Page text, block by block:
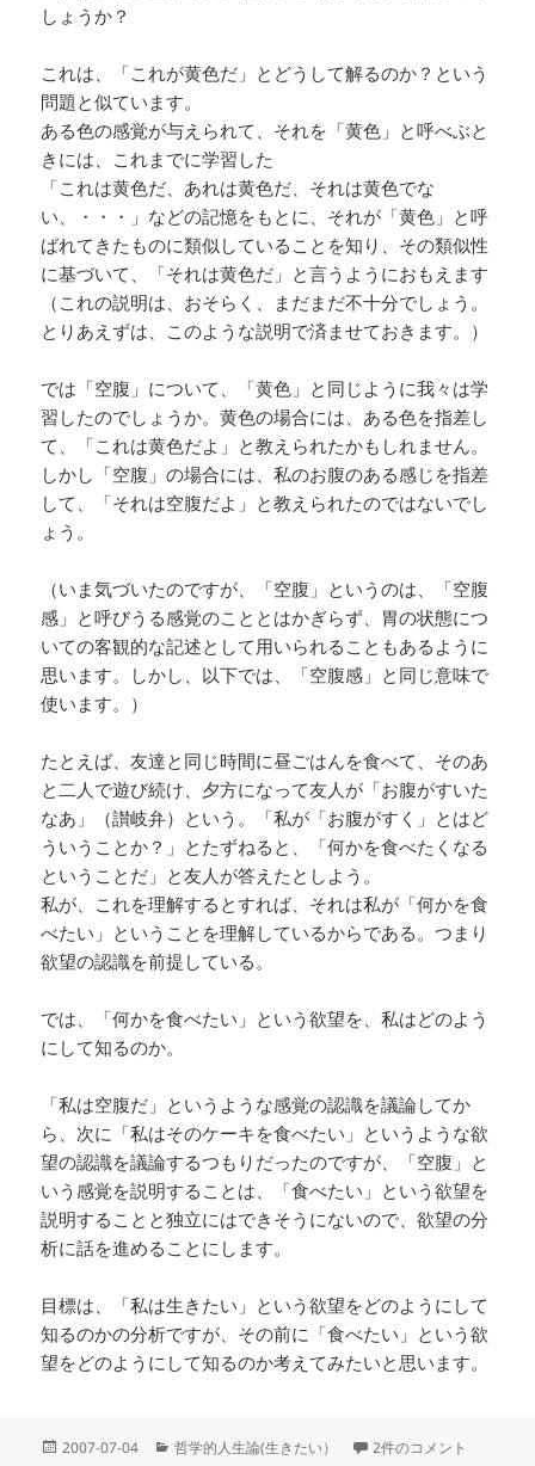
しょうか？
これは、「これが黄色だ」とどうして解るのか？という
問題と似ています。
ある色の感覚が与えられて、それを「黄色」と呼べぶと
きには、これまでに学習した
「これは黄色だ、あれは黄色だ、それは黄色でな
い、・・・」などの記憶をもとに、それが「黄色」と呼
ばれてきたものに類似していることを知り、その類似性
に基づいて、「それは黄色だ」と言うようにおもえます
（これの説明は、おそらく、まだまだ不十分でしょう。
とりあえずは、このような説明で済ませておきます。）
では「空腹」について、「黄色」と同じように我々は学
習したのでしょうか。黄色の場合には、ある色を指差し
て、「これは黄色だよ」と教えられたかもしれません。
しかし「空腹」の場合には、私のお腹のある感じを指差
して、「それは空腹だよ」と教えられたのではないでし
ょう。
（いま気づいたのですが、「空腹」というのは、「空腹
感」と呼びうる感覚のこととはかぎらず、胃の状態につ
いての客観的な記述として用いられることもあるように
思います。しかし、以下では、「空腹感」と同じ意味で
使います。）
たとえば、友達と同じ時間に昼ごはんを食べて、そのあ
と二人で遊び続け、夕方になって友人が「お腹がすいた
なあ」（讃岐弁）という。「私が「お腹がすく」とはど
ういうことか？」とたずねると、「何かを食べたくなる
ということだ」と友人が答えたとしよう。
私が、これを理解するとすれば、それは私が「何かを食
べたい」ということを理解しているからである。つまり
欲望の認識を前提している。
では、「何かを食べたい」という欲望を、私はどのよう
にして知るのか。
「私は空腹だ」というような感覚の認識を議論してか
ら、次に「私はそのケーキを食べたい」というような欲
望の認識を議論するつもりだったのですが、「空腹」と
いう感覚を説明することは、「食べたい」という欲望を
説明することと独立にはできそうにないので、欲望の分
析に話を進めることにします。
目標は、「私は生きたい」という欲望をどのようにして
知るのかの分析ですが、その前に「食べたい」という欲
望をどのようにして知るのか考えてみたいと思います。
投
2007-07-04
カ
哲学的人生論(生きたい） 「私は空腹だ」とどう
2件のコメント